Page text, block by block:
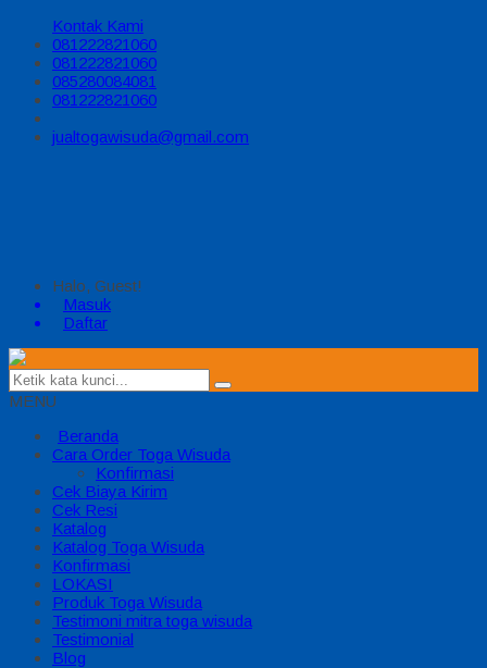
Kontak Kami
081222821060
081222821060
085280084081
081222821060
jualtogawisuda@gmail.com
Halo, Guest!
Masuk
Daftar
MENU
Beranda
Cara Order Toga Wisuda
Konfirmasi
Cek Biaya Kirim
Cek Resi
Katalog
Katalog Toga Wisuda
Konfirmasi
LOKASI
Produk Toga Wisuda
Testimoni mitra toga wisuda
Testimonial
Blog